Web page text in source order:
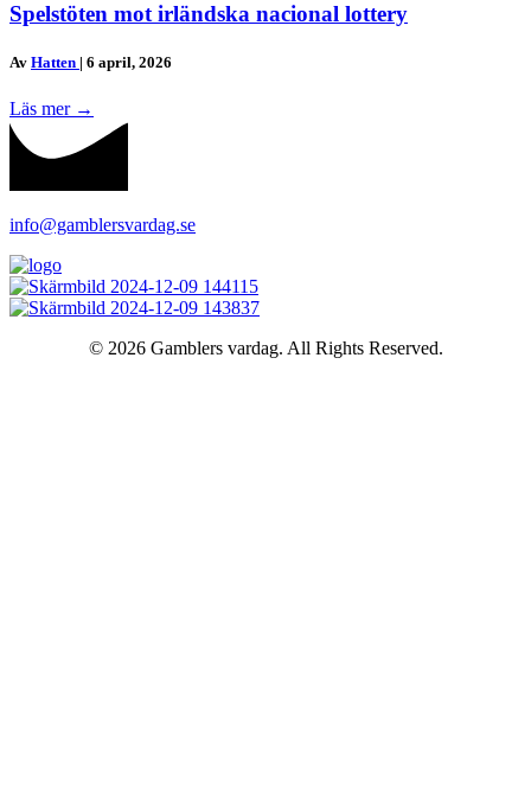
Spelstöten mot irländska nacional lottery
Av Hatten | 6 april, 2026
Läs mer →
info@gamblersvardag.se
© 2026 Gamblers vardag. All Rights Reserved.